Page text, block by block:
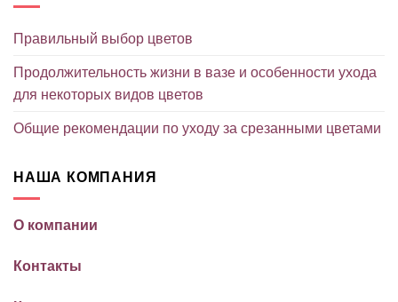
Правильный выбор цветов
Продолжительность жизни в вазе и особенности ухода
для некоторых видов цветов
Общие рекомендации по уходу за срезанными цветами
НАША КОМПАНИЯ
О компании
Контакты